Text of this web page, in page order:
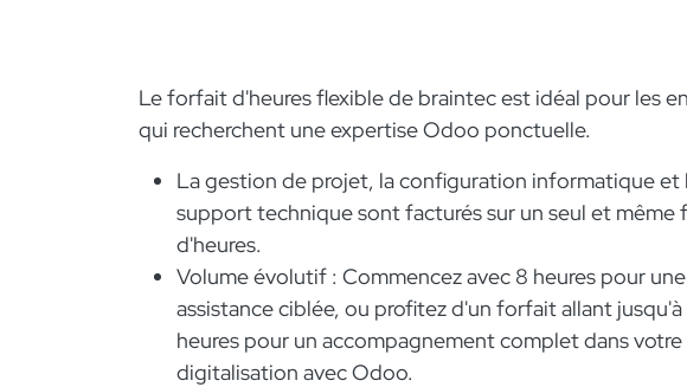
Le forfait d'heures flexible de braintec est idéal pour les
qui recherchent une expertise Odoo ponctuelle.
La gestion de projet, la configuration informatique et
support technique sont facturés sur un seul et même
d'heures.
Volume évolutif : Commencez avec 8 heures pour une
assistance ciblée, ou profitez d'un forfait allant
heures pour un accompagnement complet dans votre
digitalisation avec Odoo.